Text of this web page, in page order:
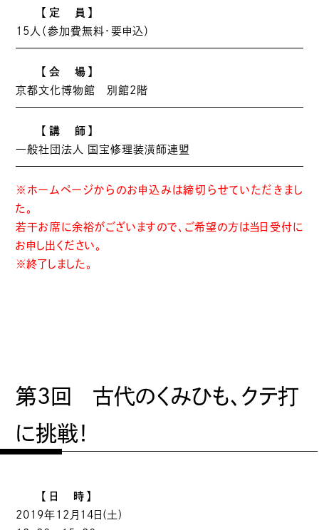
【定 員】
15人（参加費無料・要申込）
【会 場】
京都文化博物館 別館2階
【講 師】
一般社団法人 国宝修理装潢師連盟
※ホームページからのお申込みは締切らせていただきまし
た。
若干お席に余裕がございますので、ご希望の方は当日受付に
お申し出ください。
※終了しました。
第3回 古代のくみひも、クテ打
に挑戦！
【日 時】
2019年12月14日(土)